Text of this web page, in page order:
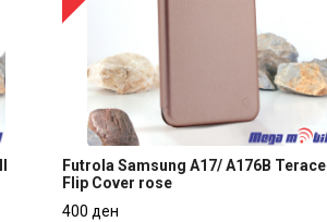
Futrola Samsung A17/ A176B Teracell
Futrola Samsung A17/ A176B Teracell
Flip Cover rose
400 ден